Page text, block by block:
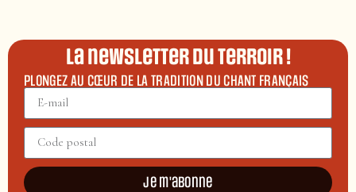
La newsletter du terroir !
PLONGEZ AU CŒUR DE LA TRADITION DU CHANT FRANÇAIS
Je m'abonne